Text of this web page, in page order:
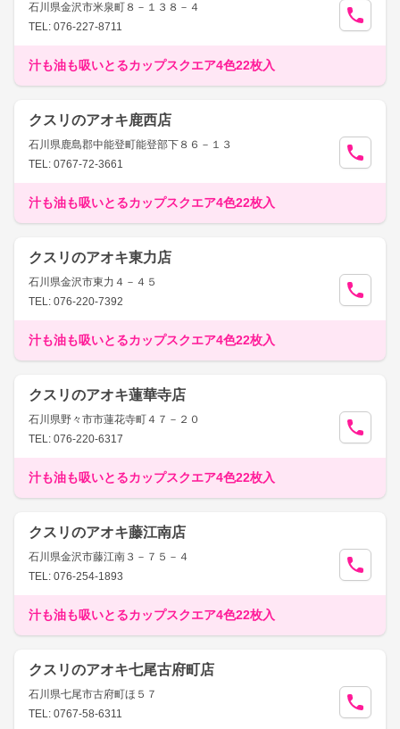
石川県金沢市米泉町８－１３８－４
TEL: 076-227-8711
汁も油も吸いとるカップスクエア4色22枚入
クスリのアオキ鹿西店
石川県鹿島郡中能登町能登部下８６－１３
TEL: 0767-72-3661
汁も油も吸いとるカップスクエア4色22枚入
クスリのアオキ東力店
石川県金沢市東力４－４５
TEL: 076-220-7392
汁も油も吸いとるカップスクエア4色22枚入
クスリのアオキ蓮華寺店
石川県野々市市蓮花寺町４７－２０
TEL: 076-220-6317
汁も油も吸いとるカップスクエア4色22枚入
クスリのアオキ藤江南店
石川県金沢市藤江南３－７５－４
TEL: 076-254-1893
汁も油も吸いとるカップスクエア4色22枚入
クスリのアオキ七尾古府町店
石川県七尾市古府町ほ５７
TEL: 0767-58-6311